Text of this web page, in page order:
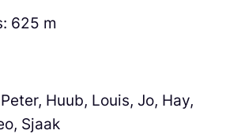
625 m
Huub, Louis, Jo, Hay,
Sjaak